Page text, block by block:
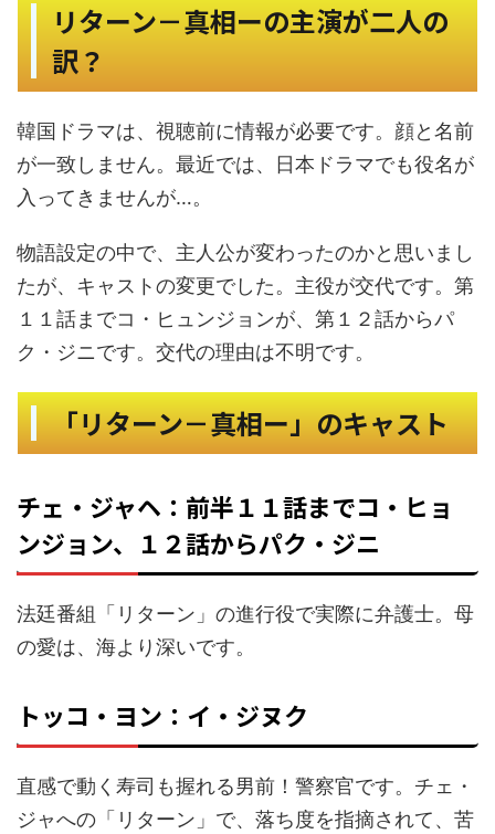
リターン－真相ーの主演が二人の
訳？
韓国ドラマは、視聴前に情報が必要です。顔と名前
が一致しません。最近では、日本ドラマでも役名が
入ってきませんが…。
物語設定の中で、主人公が変わったのかと思いまし
たが、キャストの変更でした。 主役が交代です。第
１１話までコ・ヒュンジョンが、第１２話からパ
ク・ジニです。交代の理由は不明です。
「リターン－真相ー」のキャスト
チェ・ジャヘ：前半１１話までコ・ヒョ
ンジョン、１２話からパク・ジニ
法廷番組「リターン」の進行役で実際に弁護士。母
の愛は、海より深いです。
トッコ・ヨン：イ・ジヌク
直感で動く寿司も握れる男前！警察官です。チェ・
ジャへの「リターン」で、落ち度を指摘されて、苦